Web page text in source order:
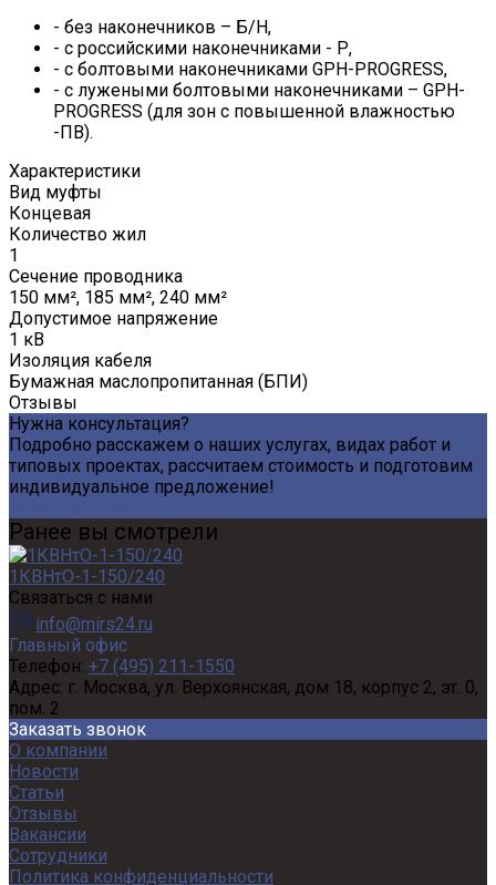
- без наконечников – Б/Н,
- с российскими наконечниками - Р,
- с болтовыми наконечниками GPH-PROGRESS,
- с лужеными болтовыми наконечниками – GPH-
PROGRESS (для зон с повышенной влажностью
-ПВ).
Характеристики
Вид муфты
Концевая
Количество жил
1
Сечение проводника
150 мм², 185 мм², 240 мм²
Допустимое напряжение
1 кВ
Изоляция кабеля
Бумажная маслопропитанная (БПИ)
Отзывы
Нужна консультация?
Подробно расскажем о наших услугах, видах работ и
типовых проектах, рассчитаем стоимость и подготовим
индивидуальное предложение!
Ранее вы смотрели
1КВНтО-1-150/240
Связаться с нами
info@mirs24.ru
Главный офис
Телефон: +7 (495) 211-1550
Адрес: г. Москва, ул. Верхоянская, дом 18, корпус 2, эт. 0,
пом. 2
Заказать звонок
О компании
Новости
Статьи
Отзывы
Вакансии
Сотрудники
Политика конфиденциальности